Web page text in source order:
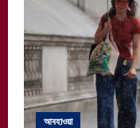
আবহাওয়া